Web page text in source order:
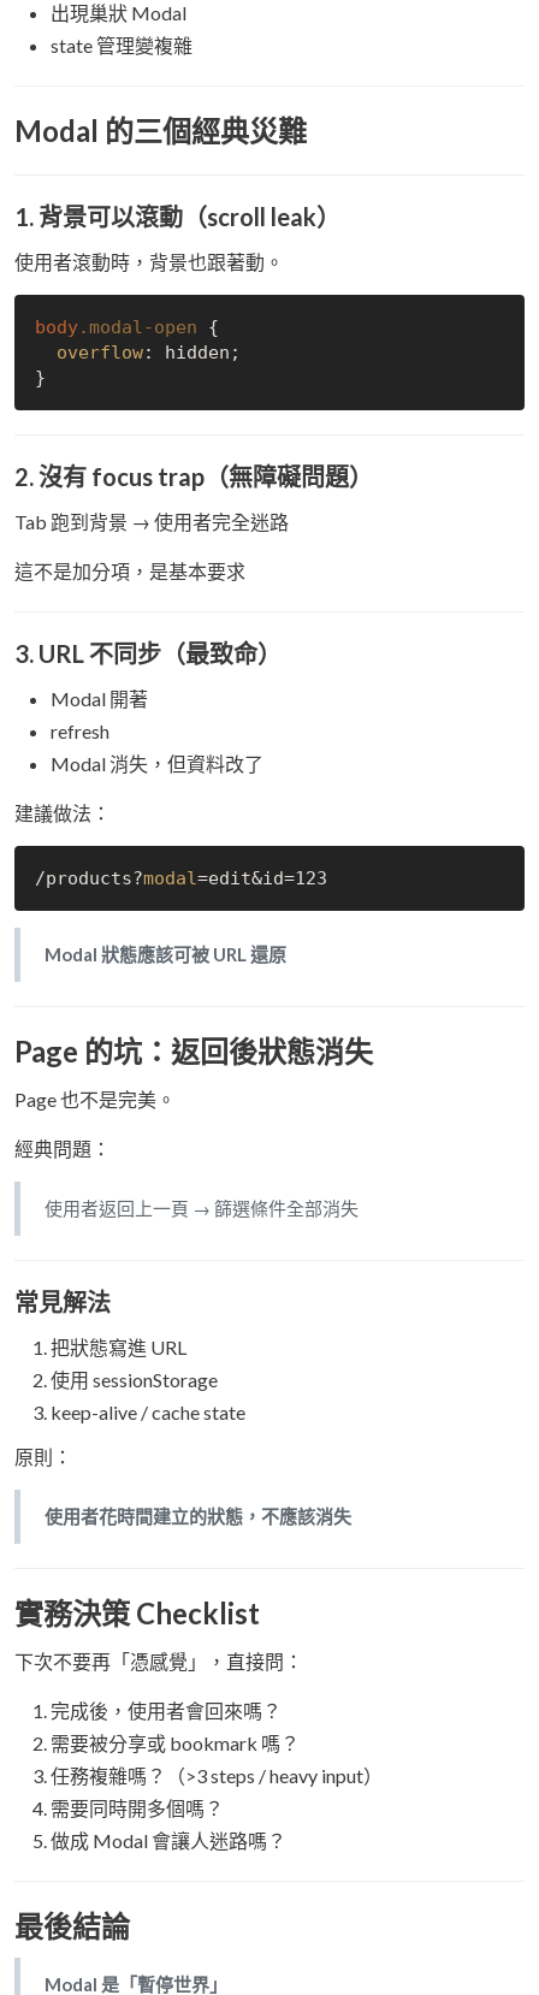
出現巢狀 Modal
state 管理變複雜
Modal 的三個經典災難
1. 背景可以滾動（scroll leak）
使用者滾動時，背景也跟著動。
body.modal-open {
overflow: hidden;
2. 沒有 focus trap（無障礙問題）
Tab 跑到背景 → 使用者完全迷路
這不是加分項，是基本要求
3. URL 不同步（最致命）
Modal 開著
refresh
Modal 消失，但資料改了
建議做法：
/products?modal
Modal 狀態應該可被 URL 還原
Page 的坑：返回後狀態消失
Page 也不是完美。
經典問題：
使用者返回上一頁 → 篩選條件全部消失
常見解法
把狀態寫進 URL
使用 sessionStorage
keep-alive / cache state
原則：
使用者花時間建立的狀態，不應該消失
實務決策 Checklist
下次不要再「憑感覺」，直接問：
完成後，使用者會回來嗎？
需要被分享或 bookmark 嗎？
任務複雜嗎？（>3 steps / heavy input）
需要同時開多個嗎？
做成 Modal 會讓人迷路嗎？
最後結論
Modal 是「暫停世界」